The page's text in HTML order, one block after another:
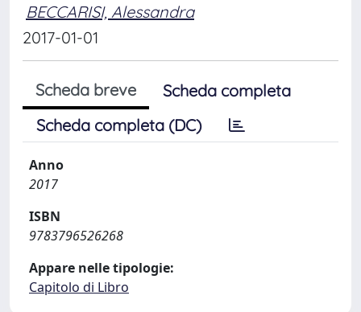
BECCARISI, Alessandra
2017-01-01
Scheda breve
Scheda completa
Scheda completa (DC)
Anno
2017
ISBN
9783796526268
Appare nelle tipologie:
Capitolo di Libro